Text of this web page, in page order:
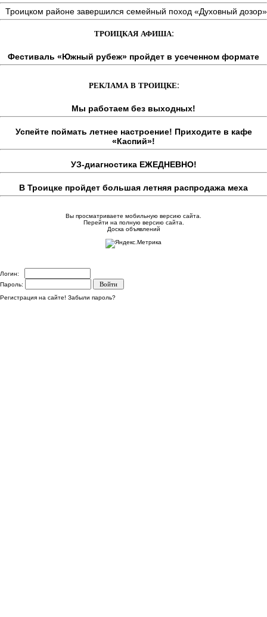
Троицком районе завершился семейный поход «Духовный дозор»
ТРОИЦКАЯ АФИША:
Фестиваль «Южный рубеж» пройдет в усеченном формате
РЕКЛАМА В ТРОИЦКЕ:
Мы работаем без выходных!
Успейте поймать летнее настроение! Приходите в кафе
«Каспий»!
УЗ-диагностика ЕЖЕДНЕВНО!
В Троицке пройдет большая летняя распродажа меха
Вы просматриваете мобильную версию сайта.
Перейти на полную версию сайта.
Доска объявлений
Логин:
Пароль:
Регистрация на сайте! Забыли пароль?